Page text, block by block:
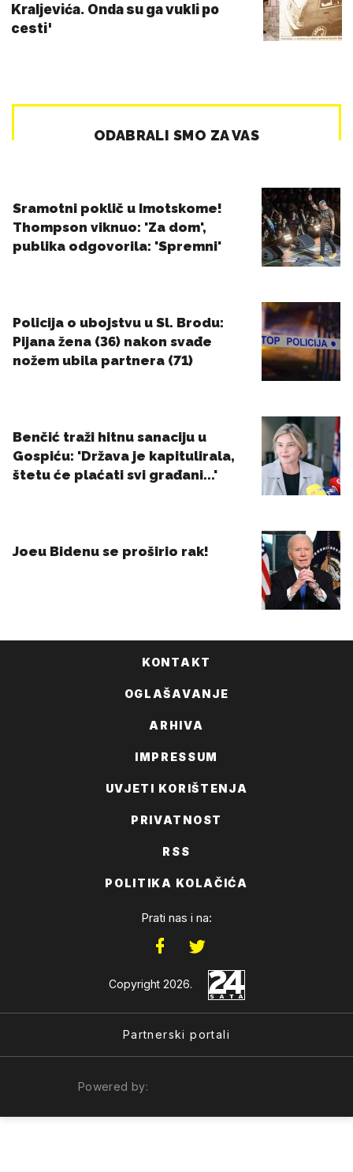
Kraljevića. Onda su ga vukli po
cesti'
KONTAKT
OGLAŠAVANJE
ARHIVA
IMPRESSUM
UVJETI KORIŠTENJA
PRIVATNOST
RSS
POLITIKA KOLAČIĆA
Prati nas i na:
Copyright 2026.
Partnerski portali
Powered by: